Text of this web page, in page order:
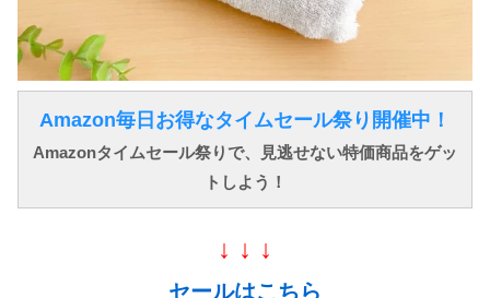
Amazon毎日お得なタイムセール祭り開催中！
Amazonタイムセール祭りで、見逃せない特価商品をゲッ
トしよう！
↓ ↓ ↓
セールはこちら